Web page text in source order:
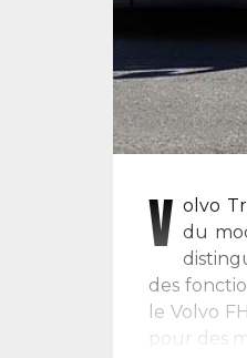
V olvo
du
des
le Volvo
pour des